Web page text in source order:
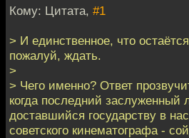
Кому: Цитата, #1
> И единственное, что
пожалуй, ждать.
>
> Чего именно? Ответ
когда последний заслуженный
доставшийся государству в
советского кинематографа -